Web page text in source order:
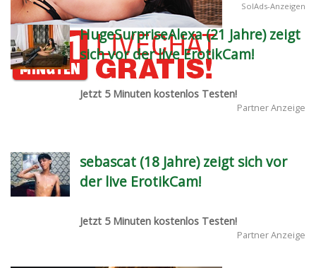
SolAds-Anzeigen
HugeSurpriseAlexa (21 Jahre) zeigt
sich vor der live ErotikCam!
Jetzt 5 Minuten kostenlos Testen!
Partner Anzeige
sebascat (18 Jahre) zeigt sich vor
der live ErotikCam!
Jetzt 5 Minuten kostenlos Testen!
Partner Anzeige